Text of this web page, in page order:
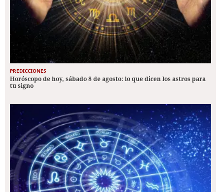
PREDICCIONES
Horóscopo de hoy, sábado 8 de agosto: lo que dicen los astros para
tu signo